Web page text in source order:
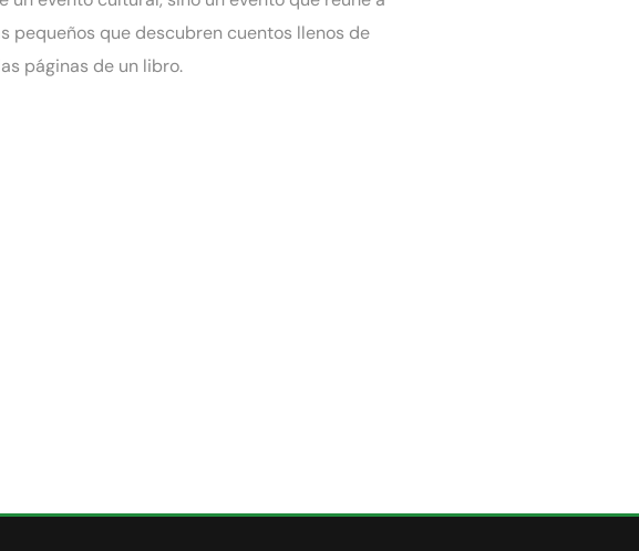
pequeños que descubren cuentos llenos de
páginas de un libro.